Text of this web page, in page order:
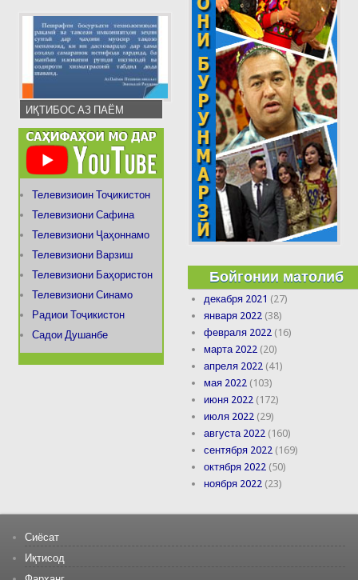
ИҚТИБОС АЗ ПАЁМ
Телевизиоин Тоҷикистон
Телевизиони Сафина
Телевизиони Ҷаҳоннамо
Телевизиони Варзиш
Телевизиони Баҳористон
Телевизиони Синамо
Радиои Тоҷикистон
Садои Душанбе
Бойгонии матолиб
декабря 2021 (27)
января 2022 (38)
февраля 2022 (16)
марта 2022 (20)
апреля 2022 (41)
мая 2022 (103)
июня 2022 (172)
июля 2022 (29)
августа 2022 (160)
сентября 2022 (169)
октября 2022 (50)
ноября 2022 (23)
Сиёсат
Иқтисод